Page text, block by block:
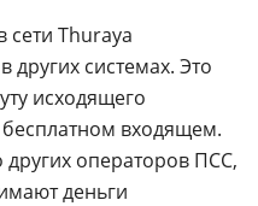
сети Thuraya
системах. Это
исходящего
входящем.
операторов ПСС,
деньги